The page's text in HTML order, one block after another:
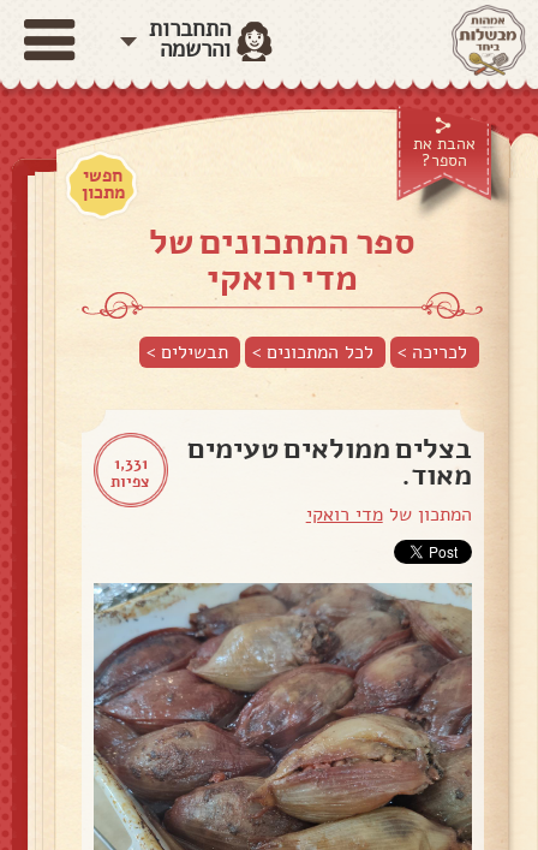
התחברות
והרשמה
אהבת את
הספר?
חפשי
מתכון
ספר המתכונים של
מדי רואקי
לכריכה > לכל המתכונים > תבשילים>
1,331
צפיות
בצלים ממולאים טעימים
מאוד.
המתכון שלמדי רואקי